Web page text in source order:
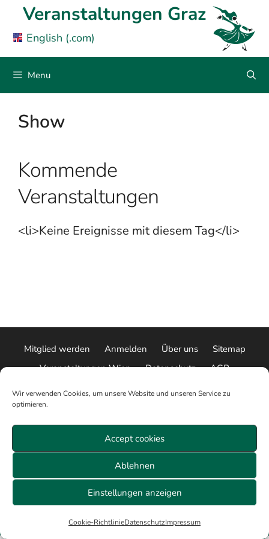
Wir verwenden Cookies, um unsere Website und unseren Service zu
optimieren.
Accept cookies
Ablehnen
Einstellungen anzeigen
Cookie-RichtlinieDatenschutzImpressum
English (.com)
content
Veranstaltungen Graz
Menu
Show
Kommende
Veranstaltungen
<li>Keine Ereignisse mit diesem Tag</li>
Mitglied werden Anmelden Über uns
Sitemap
Veranstaltungen Wien
Datenschutz
AGB
Cookie-Richtlinie (EU)
Impressum